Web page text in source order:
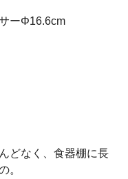
サーΦ16.6cm
どなく、食器棚に長
。